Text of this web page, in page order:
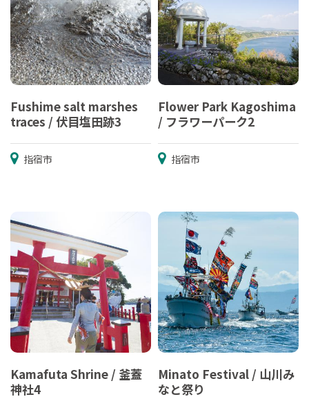
Fushime salt marshes
traces / 伏目塩田跡3
指宿市
Flower Park Kagoshima
/ フラワーパーク2
指宿市
Kamafuta Shrine / 釜蓋
神社4
Minato Festival / 山川み
なと祭り